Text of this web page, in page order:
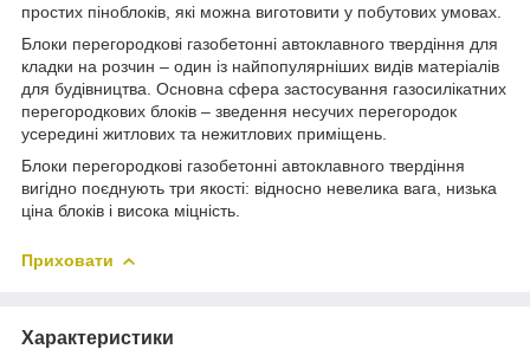
простих піноблоків, які можна виготовити у побутових умовах.
Блоки перегородкові газобетонні автоклавного твердіння для
кладки на розчин – один із найпопулярніших видів матеріалів
для будівництва. Основна сфера застосування газосилікатних
перегородкових блоків – зведення несучих перегородок
усередині житлових та нежитлових приміщень.
Блоки перегородкові газобетонні автоклавного твердіння
вигідно поєднують три якості: відносно невелика вага, низька
ціна блоків і висока міцність.
Приховати
Характеристики